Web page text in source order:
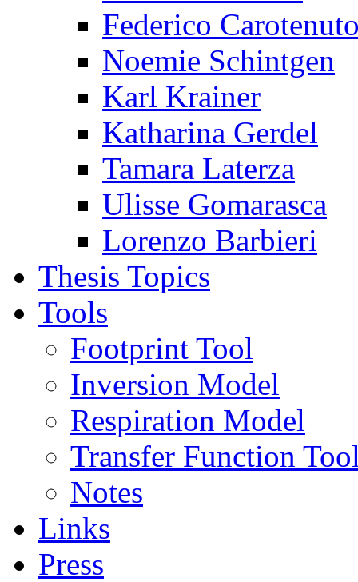
Federico
Noemie Schintgen
Karl Krainer
Katharina Gerdel
Tamara Laterza
Ulisse Gomarasca
Lorenzo Barbieri
Thesis Topics
Tools
Footprint Tool
Inversion Model
Respiration Model
Transfer Function
Notes
Links
Press